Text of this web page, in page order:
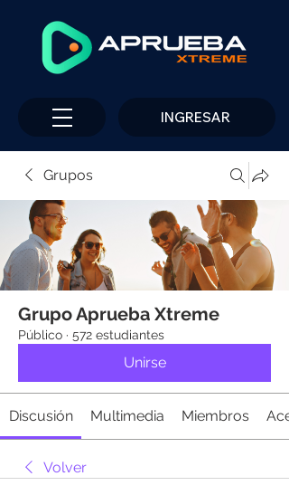
INGRESAR
Grupos
Grupo Aprueba Xtreme
Público · 572 estudiantes
Unirse
Discusión Multimedia Miembros
Volver